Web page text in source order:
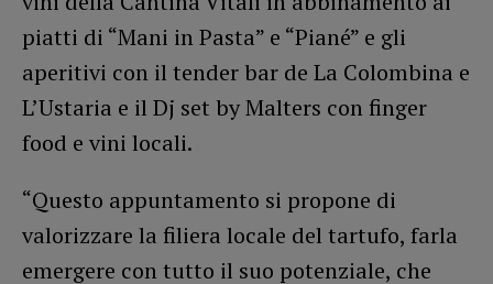
piatti di “Mani in Pasta” e “Piané” e gli
aperitivi con il tender bar de La Colombina e
L’Ustaria e il Dj set by Malters con finger
food e vini locali.
“Questo appuntamento si propone di
valorizzare la filiera locale del tartufo, farla
emergere con tutto il suo potenziale, che